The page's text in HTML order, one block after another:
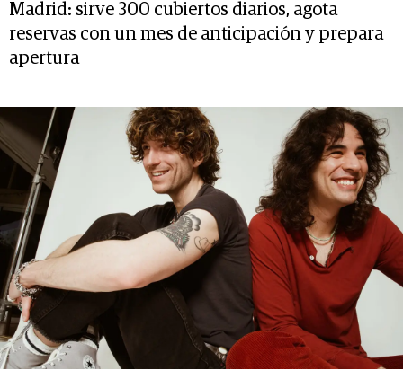
Madrid: sirve 300 cubiertos diarios, agota
reservas con un mes de anticipación y prepara
apertura